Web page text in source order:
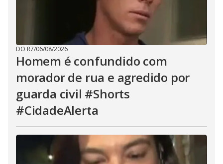
DO R7/06/08/2026
Homem é confundido com
morador de rua e agredido por
guarda civil #Shorts
#CidadeAlerta